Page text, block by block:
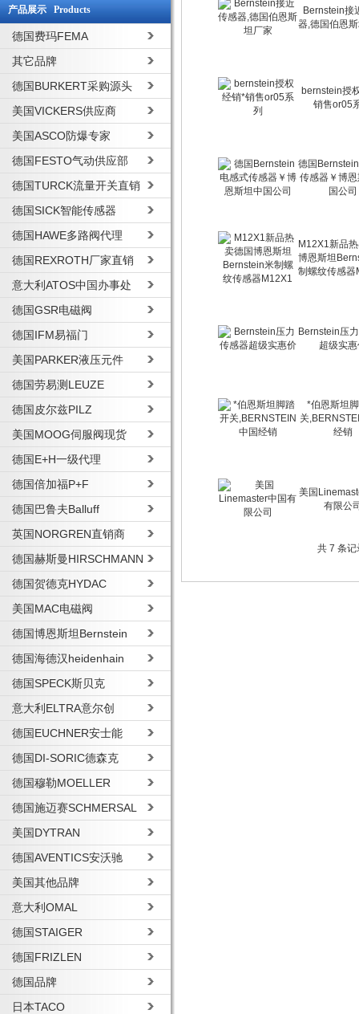
产品展示 Products
德国费玛FEMA
其它品牌
德国BURKERT采购源头
美国VICKERS供应商
美国ASCO防爆专家
德国FESTO气动供应部
德国TURCK流量开关直销
德国SICK智能传感器
德国HAWE多路阀代理
德国REXROTH厂家直销
意大利ATOS中国办事处
德国GSR电磁阀
德国IFM易福门
美国PARKER液压元件
德国劳易测LEUZE
德国皮尔兹PILZ
美国MOOG伺服阀现货
德国E+H一级代理
德国倍加福P+F
德国巴鲁夫Balluff
英国NORGREN直销商
德国赫斯曼HIRSCHMANN
德国贺德克HYDAC
美国MAC电磁阀
德国博恩斯坦Bernstein
德国海德汉heidenhain
德国SPECK斯贝克
意大利ELTRA意尔创
德国EUCHNER安士能
德国DI-SORIC德森克
德国穆勒MOELLER
德国施迈赛SCHMERSAL
美国DYTRAN
德国AVENTICS安沃驰
美国其他品牌
意大利OMAL
德国STAIGER
德国FRIZLEN
德国品牌
日本TACO
Bernstein接
器,德国伯恩
bernstein授
销售or05
德国
传感器￥博
国公司
M12X1新品
博恩斯坦
制螺纹传感器
Bernstein压
超级实惠
*伯恩斯坦
关
经销
美国
有限公
共 7 条